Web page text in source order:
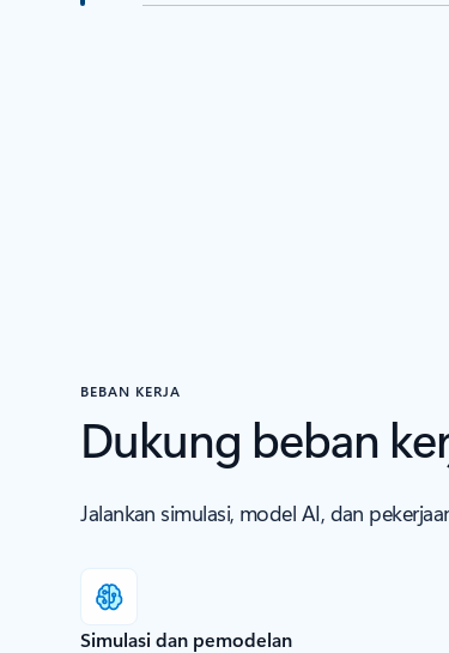
BEBAN KERJA
Dukung beban
Jalankan simulasi, model AI, dan
Simulasi dan pemodelan